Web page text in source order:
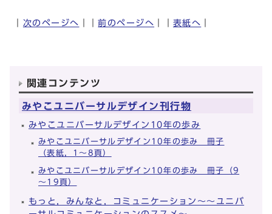
次のページへ ｜｜前のページへ 表紙へ
関連コンテンツ
みやこユニバーサルデザイン刊行物
みやこユニバーサルデザイン10年の歩み
みやこユニバーサルデザイン10年の歩み 冊子
（表紙，1～8頁）
みやこユニバーサルデザイン10年の歩み 冊子（9
～19頁）
もっと，みんなと，コミュニケーション～～ユニバ